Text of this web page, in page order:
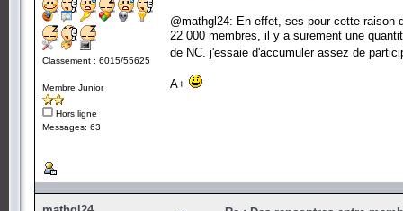
Classement : 6015/55625
Membre Junior
Hors ligne
Messages: 63
@mathgl24: En effet, ses pour cette raison
22 000 membres, il y a surement une
de NC. j'essaie d'accumuler assez de
A+